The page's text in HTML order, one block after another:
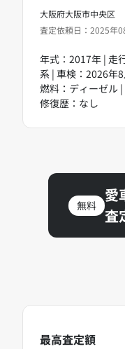
大阪府大阪市中央区
査定依頼日：2025年
年式：2017年 | 走
系 | 車検：2026年
燃料：ディーゼル
修復歴：なし
無料
愛
査
最高査定額